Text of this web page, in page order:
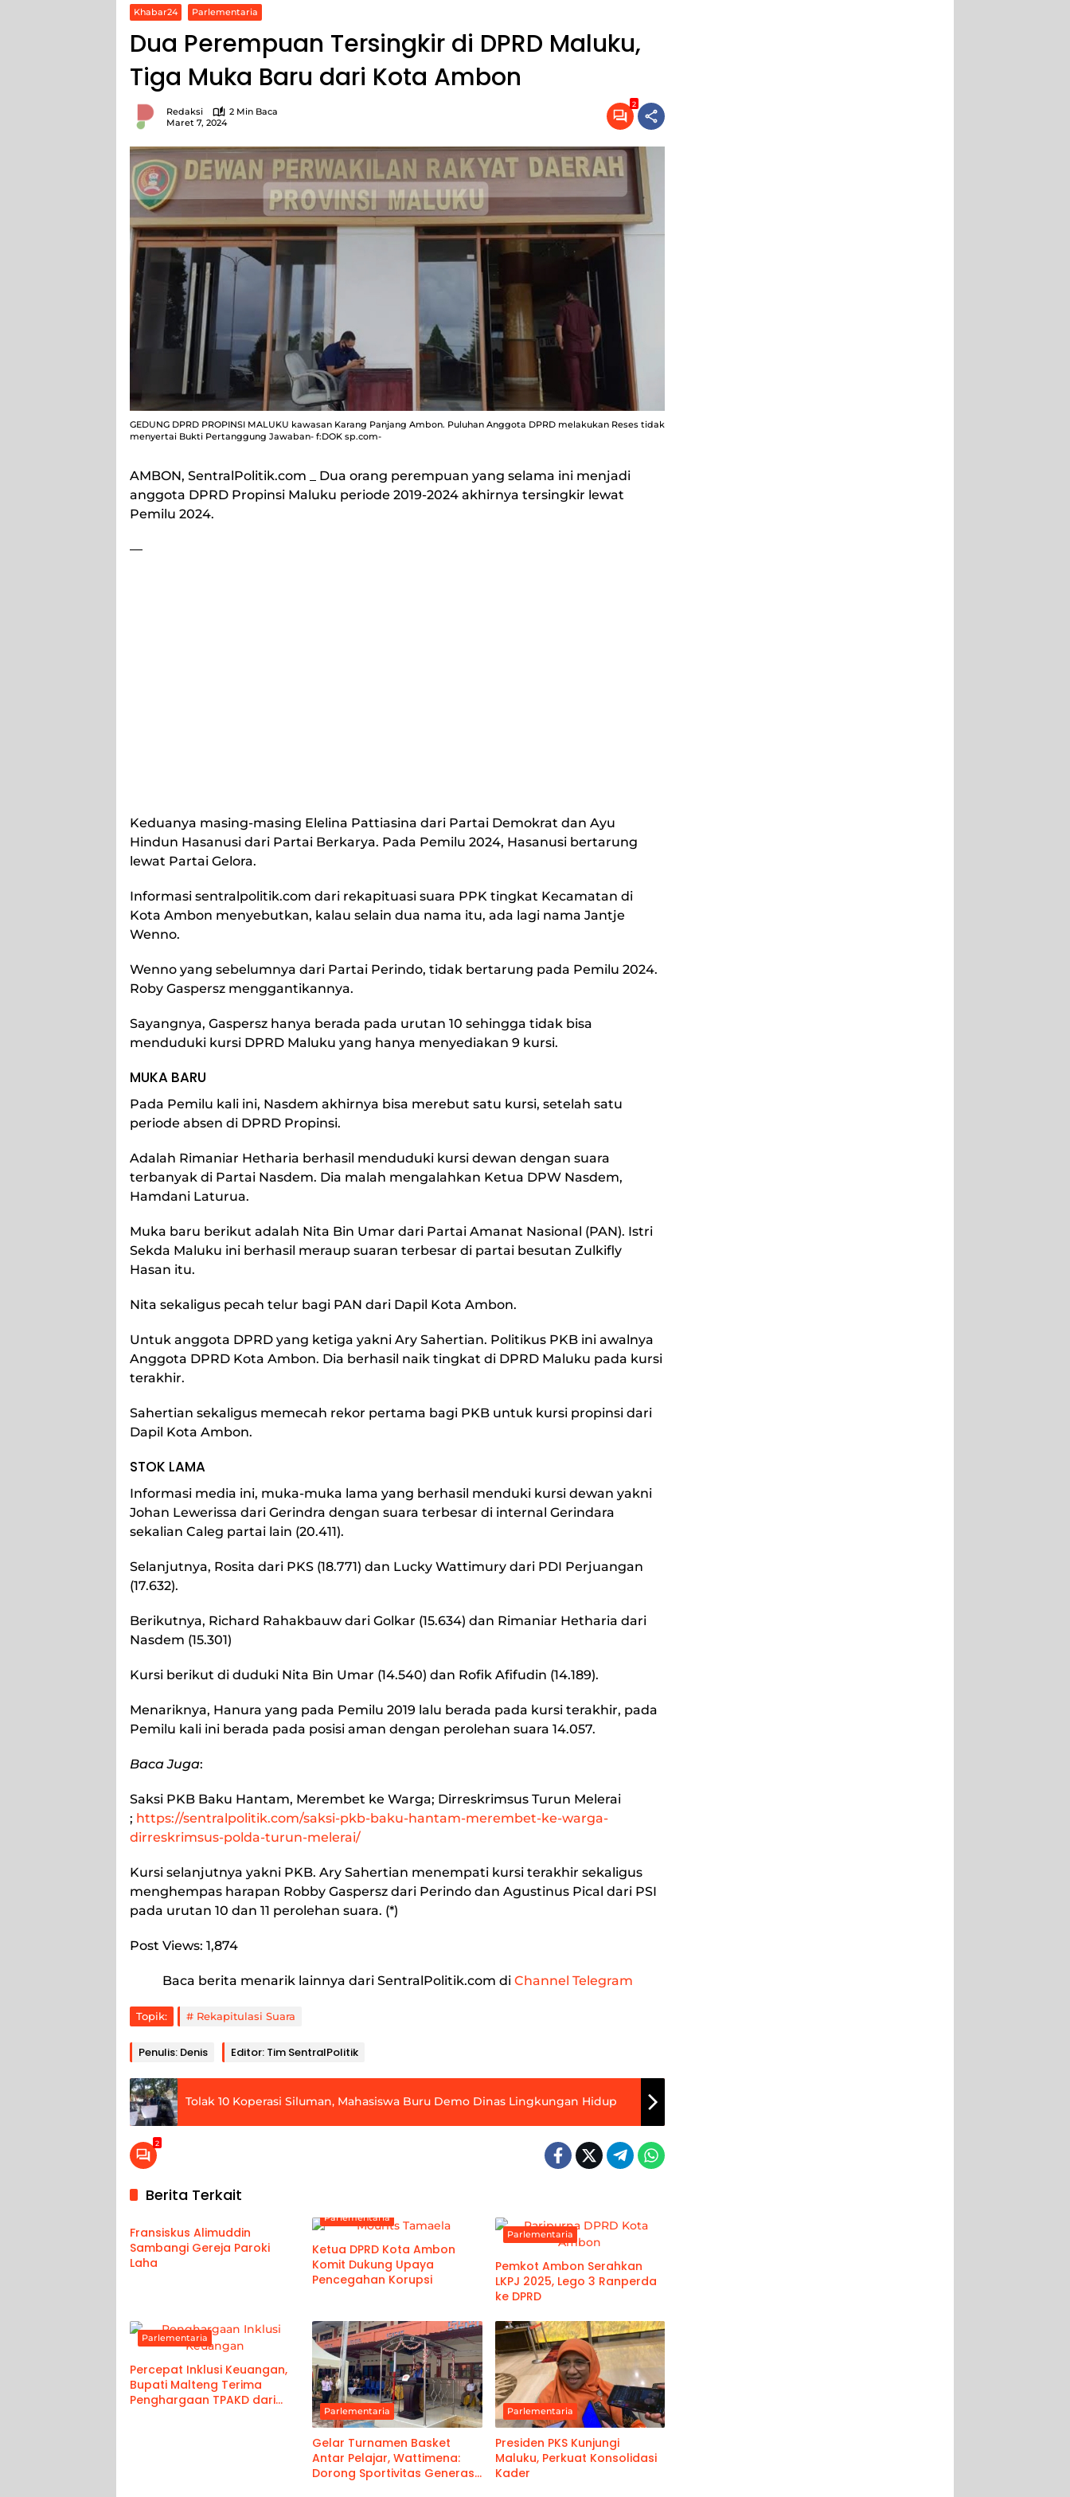
Khabar24 Parlementaria
Dua Perempuan Tersingkir di DPRD Maluku,
Tiga Muka Baru dari Kota Ambon
Redaksi
2 Min Baca
Maret 7, 2024
2
GEDUNG DPRD PROPINSI MALUKU kawasan Karang Panjang Ambon. Puluhan Anggota DPRD melakukan Reses tidak
menyertai Bukti Pertanggung Jawaban- f:DOK sp.com-
AMBON, SentralPolitik.com _ Dua orang perempuan yang selama ini menjadi
anggota DPRD Propinsi Maluku periode 2019-2024 akhirnya tersingkir lewat
Pemilu 2024.
—
Keduanya masing-masing Elelina Pattiasina dari Partai Demokrat dan Ayu
Hindun Hasanusi dari Partai Berkarya. Pada Pemilu 2024, Hasanusi bertarung
lewat Partai Gelora.
Informasi sentralpolitik.com dari rekapituasi suara PPK tingkat Kecamatan di
Kota Ambon menyebutkan, kalau selain dua nama itu, ada lagi nama Jantje
Wenno.
Wenno yang sebelumnya dari Partai Perindo, tidak bertarung pada Pemilu 2024.
Roby Gaspersz menggantikannya.
Sayangnya, Gaspersz hanya berada pada urutan 10 sehingga tidak bisa
menduduki kursi DPRD Maluku yang hanya menyediakan 9 kursi.
MUKA BARU
Pada Pemilu kali ini, Nasdem akhirnya bisa merebut satu kursi, setelah satu
periode absen di DPRD Propinsi.
Adalah Rimaniar Hetharia berhasil menduduki kursi dewan dengan suara
terbanyak di Partai Nasdem. Dia malah mengalahkan Ketua DPW Nasdem,
Hamdani Laturua.
Muka baru berikut adalah Nita Bin Umar dari Partai Amanat Nasional (PAN). Istri
Sekda Maluku ini berhasil meraup suaran terbesar di partai besutan Zulkifly
Hasan itu.
Nita sekaligus pecah telur bagi PAN dari Dapil Kota Ambon.
Untuk anggota DPRD yang ketiga yakni Ary Sahertian. Politikus PKB ini awalnya
Anggota DPRD Kota Ambon. Dia berhasil naik tingkat di DPRD Maluku pada kursi
terakhir.
Sahertian sekaligus memecah rekor pertama bagi PKB untuk kursi propinsi dari
Dapil Kota Ambon.
STOK LAMA
Informasi media ini, muka-muka lama yang berhasil menduki kursi dewan yakni
Johan Lewerissa dari Gerindra dengan suara terbesar di internal Gerindara
sekalian Caleg partai lain (20.411).
Selanjutnya, Rosita dari PKS (18.771) dan Lucky Wattimury dari PDI Perjuangan
(17.632).
Berikutnya, Richard Rahakbauw dari Golkar (15.634) dan Rimaniar Hetharia dari
Nasdem (15.301)
Kursi berikut di duduki Nita Bin Umar (14.540) dan Rofik Afifudin (14.189).
Menariknya, Hanura yang pada Pemilu 2019 lalu berada pada kursi terakhir, pada
Pemilu kali ini berada pada posisi aman dengan perolehan suara 14.057.
Baca Juga:
Saksi PKB Baku Hantam, Merembet ke Warga; Dirreskrimsus Turun Melerai
; https://sentralpolitik.com/saksi-pkb-baku-hantam-merembet-ke-warga-
dirreskrimsus-polda-turun-melerai/
Kursi selanjutnya yakni PKB. Ary Sahertian menempati kursi terakhir sekaligus
menghempas harapan Robby Gaspersz dari Perindo dan Agustinus Pical dari PSI
pada urutan 10 dan 11 perolehan suara. (*)
Post Views: 1,874
Baca berita menarik lainnya dari SentralPolitik.com di Channel Telegram
Topik: Rekapitulasi Suara
Penulis: Denis Editor: Tim SentralPolitik
Tolak 10 Koperasi Siluman, Mahasiswa Buru Demo Dinas Lingkungan Hidup
2
Berita Terkait
Parlementaria
Fransiskus Alimuddin
Sambangi Gereja Paroki
Laha
Parlementaria
Ketua DPRD Kota Ambon
Komit Dukung Upaya
Pencegahan Korupsi
Parlementaria
Pemkot Ambon Serahkan
LKPJ 2025, Lego 3 Ranperda
ke DPRD
Parlementaria
Percepat Inklusi Keuangan,
Bupati Malteng Terima
Penghargaan TPAKD dari
Parlementaria
Gelar Turnamen Basket
Antar Pelajar, Wattimena:
Dorong Sportivitas Generasi
Parlementaria
Presiden PKS Kunjungi
Maluku, Perkuat Konsolidasi
Kader